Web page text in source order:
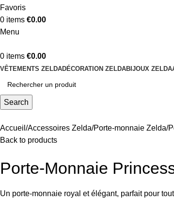
Favoris
0 items €0.00
Menu
0 items €0.00
VÊTEMENTS ZELDADÉCORATION ZELDABIJOUX ZELDA
Search
Accueil Accessoires Zelda Porte-monnaie Zelda
Back to products
Porte-Monnaie
Un porte-monnaie royal et élégant, parfait pour